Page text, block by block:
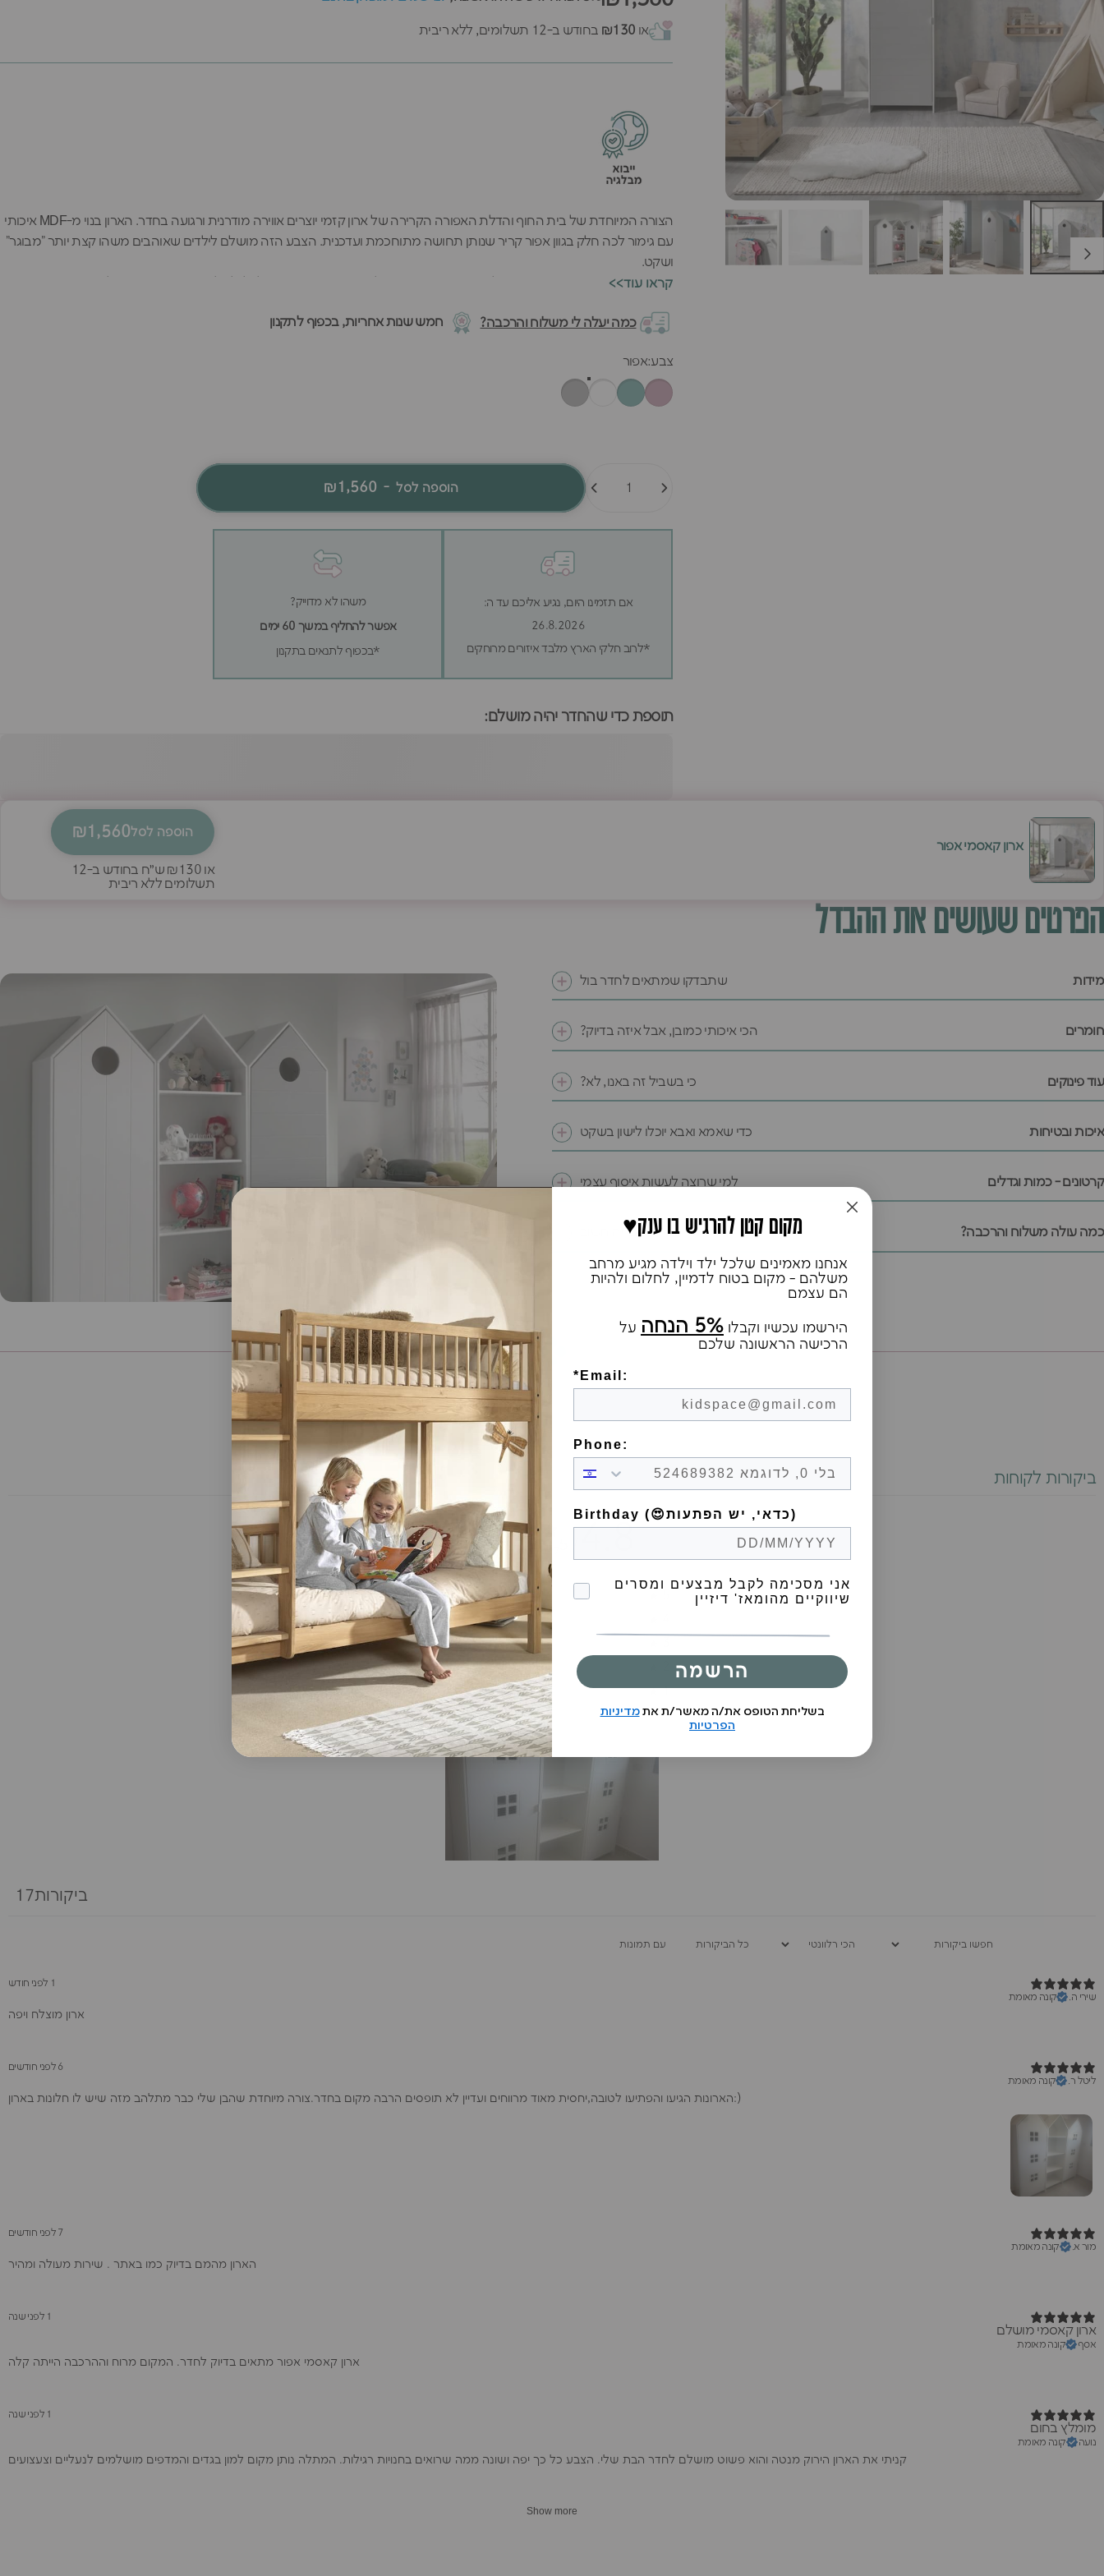
או ₪130 בחודש ב-12 תשלומים, ללא ריבית
הצורה המיוחדת של בית החוף והדלת האפורה הקרירה של ארון קזמי יוצרים אווירה מודרנית ורגועה בחדר. הארון בנוי מ-MDF איכותי
עם גימור לכה חלק בגוון אפור קריר שנותן תחושה מתוחכמת ועדכנית. הצבע הזה מושלם לילדים שאוהבים משהו קצת יותר "מבוגר"
ושקט.
הארון האפור הזה נראה מעולה לבד או בשילוב עם ארונות צבעוניים אחרים מהקולקציה.
<<קראו עוד
כמה יעלה לי משלוח והרכבה? חמש שנות אחריות, בכפוף לתקנון
צבע
צבע:אפור
הוספה לסל-
₪1,560
אם תזמינו היום, נגיע אליכם עד ה:
26.8.2026
*לרוב חלקי הארץ מלבד איזורים מרוחקים
משהו לא מדוייק?
אפשר להחליף במשך 60 ימים
*בכפוף לתנאים בתקנון
תוספת כדי שהחדר יהיה מושלם:
ארון קאסמי אפור
הוספה לסל₪1,560
או₪130
ש״ח בחודש ב-12
תשלומים ללא ריבית
הפרטים שעושים את ההבדל
מידות שתבדקו שמתאים לחדר בול
חומרים הכי איכותי כמובן, אבל איזה בדיוק?
עוד פינוקים כי בשביל זה באנו, לא?
איכות ובטיחות כדי שאמא ואבא יוכלו לישון בשקט
קרטונים - כמות וגדלים למי שרוצה לעשות איסוף עצמי
כמה עולה משלוח והרכבה? גם זה חשוב
ביקורות לקוחות
4.8
82%
18
0%
0%
1
%
ביקורות17
עם תמונות
1 לפני חודש
שירי ה.
קונה מאומת
ארון מוצלח ויפה
6 לפני חודשים
ליטל ר.
קונה מאומת
הארונות הגיעו והפתיעו לטובה,יחסית מאוד מרווחים ועדיין לא תופסים הרבה מקום בחדר.צורה מיוחדת שהבן שלי כבר מתלהב מזה שיש לו חלונות בארון:)
7 לפני חודשים
מור א.
קונה מאומת
הארון מהמם בדיוק כמו באתר . שירות מעולה ומהיר
1 לפני שנה
ארון קאסמי מושלם
אסף קונה מאומת
ארון קאסמי אפור מתאים בדיוק לחדר. המקום מרוח וההרכבה הייתה קלה
1 לפני שנה
מומלץ בחום
נועה קונה מאומת
קניתי את הארון הירוק מנטה והוא פשוט מושלם לחדר הבת שלי. הצבע כל כך יפה ושונה ממה שרואים בחנויות רגילות. המתלה נותן מקום למון בגדים והמדפים מושלמים לנעליים וצעצועים
Show more
♥️מקום קטן להרגיש בו ענק
אנחנו מאמינים שלכל ילד וילדה מגיע מרחב
משלהם - מקום בטוח לדמיין, לחלום ולהיות
הם עצמם
הירשמו עכשיו וקבלו 5% הנחה
על
הרכישה הראשונה שלכם
*Email:
Phone:
Birthday (😍כדאי, יש הפתעות)
הסכמה לקבל מבצעים
אני מסכימה לקבל מבצעים ומסרים
שיווקיים מהומאז' דיזיין
הרשמה
בשליחת הטופס את/ה מאשר/ת אתמדיניות
הפרטיות